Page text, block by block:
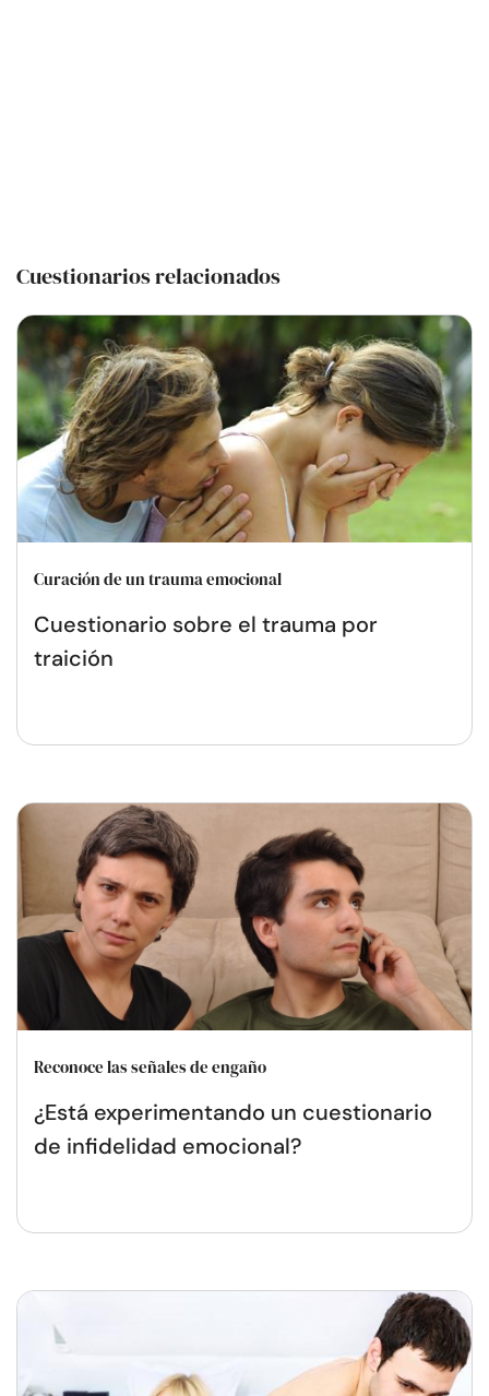
Cuestionarios relacionados
Curación de un trauma emocional
Cuestionario sobre el trauma por
traición
Reconoce las señales de engaño
¿Está experimentando un cuestionario
de infidelidad emocional?